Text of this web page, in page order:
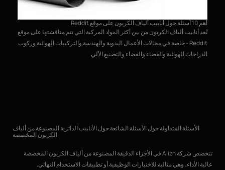
أهم 10 أسئلة حول أنابيب ألياف الكربون على موقع Reddit
تُعد أنابيب ألياف الكربون من بين أكثر المواد المركبة التي تتم مناقشتها على موقع
Reddit - خاصة في مجالات الأعمال اليدوية والهندسة والتركيبات الهوائية وركوب
الدراجات الهوائية والفضاء والفضاء والتصنيع الآلي
الأسئلة المتداولة حول الأسئلة الشائعة حول الأنابيب الدائرية المصنوعة من ألياف
الكربون المخصصة
تتخصص شركة Alizn في الأجزاء الدقيقة المصنوعة من ألياف الكربون المخصصة
عالية الأداء، وهي مثالية للاختبارات الوظيفية أو تطبيقات الاستخدام النهائي.